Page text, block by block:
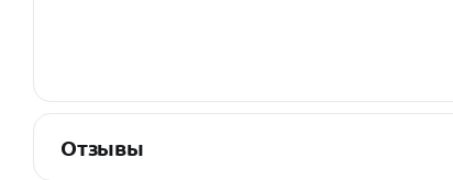
Отзывы